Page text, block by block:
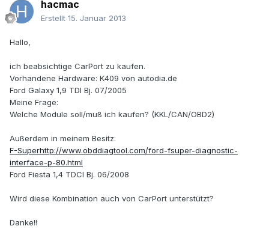
hacmac
Erstellt 15. Januar 2013
Hallo,
ich beabsichtige CarPort zu kaufen.
Vorhandene Hardware: K409 von autodia.de
Ford Galaxy 1,9 TDI Bj. 07/2005
Meine Frage:
Welche Module soll/muß ich kaufen? (KKL/CAN/OBD2)
Außerdem in meinem Besitz:
F-Superhttp://www.obddiagtool.com/ford-fsuper-diagnostic-
interface-p-80.html
Ford Fiesta 1,4 TDCI Bj. 06/2008
Wird diese Kombination auch von CarPort unterstützt?
Danke!!